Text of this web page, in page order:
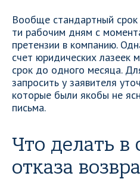
Вообще стандартный
ти рабочим дням с
претензии в компанию.
счет юридических лазеек
срок до одного месяца.
запросить у заявителя
которые были якобы не
письма.
Что делать в
отказа